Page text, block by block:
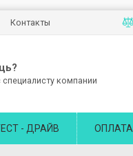
Контакты
компании
- ДРАЙВ ОПЛАТА